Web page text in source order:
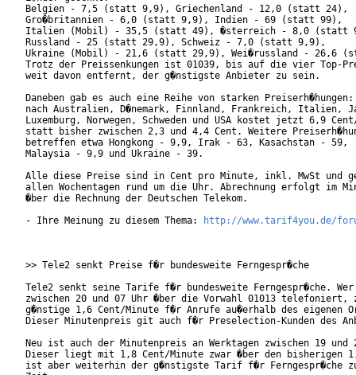
Belgien - 7,5 (statt 9,9), Griechenland - 12,0 (statt 24),
Gro�britannien - 6,0 (statt 9,9), Indien - 69 (statt 99),
Italien (Mobil) - 35,5 (statt 49), �sterreich - 8,0 (statt
Russland - 25 (statt 29,9), Schweiz - 7,0 (statt 9,9),
Ukraine (Mobil) - 21,6 (statt 29,9), Wei�russland - 26,6
Trotz der Preissenkungen ist 01039, bis auf die vier Top-
weit davon entfernt, der g�nstigste Anbieter zu sein.
Daneben gab es auch eine Reihe von starken
nach Australien, D�nemark, Finnland, Frankreich, Italien,
Luxemburg, Norwegen, Schweden und USA kostet jetzt 6,9
statt bisher zwischen 2,3 und 4,4 Cent. Weitere
betreffen etwa Hongkong - 9,9, Irak - 63, Kasachstan - 59,
Malaysia - 9,9 und Ukraine - 39.
Alle diese Preise sind in Cent pro Minute, inkl. MwSt und
allen Wochentagen rund um die Uhr. Abrechnung erfolgt im
�ber die Rechnung der Deutschen Telekom.
- Ihre Meinung zu diesem Thema:
http://www.tarif4you.de/
>> Tele2 senkt Preise f�r bundesweite Ferngespr�che
Tele2 senkt seine Tarife f�r bundesweite Ferngespr�che. Wer
zwischen 20 und 07 Uhr �ber die Vorwahl 01013 telefoniert,
g�nstige 1,6 Cent/Minute f�r Anrufe au�erhalb des eigenen
Dieser Minutenpreis git auch f�r Preselection-Kunden des
Neu ist auch der Minutenpreis an Werktagen zwischen 19 und
Dieser liegt mit 1,8 Cent/Minute zwar �ber den bisherigen
ist aber weiterhin der g�nstigste Tarif f�r Ferngespr�che